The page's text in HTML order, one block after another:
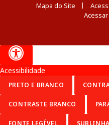
Mapa do Site
Acessibilidade
PRETO E BRANCO
CONTRASTE BRANCO
FONTE LEGÍVEL